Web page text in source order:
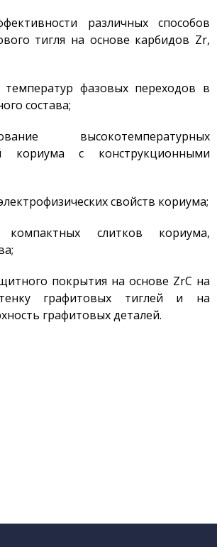
Охрана окружающей
Почта
Контакты
различных способов
тигля на основе карбидов Zr,
фазовых переходов в
состава;
высокотемпературных
кориума с конструкционными
свойств кориума;
слитков кориума,
покрытия на основе ZrC на
графитовых тиглей и на
графитовых деталей.